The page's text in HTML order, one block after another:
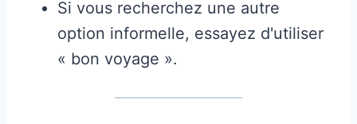
Si vous recherchez une autre
option informelle, essayez d'utiliser
« bon voyage ».